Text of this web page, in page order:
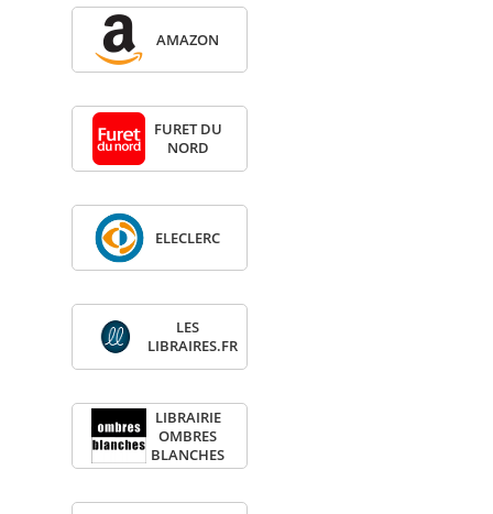
AMA­ZON
FURET DU
NORD
ELE­CLERC
LES
LIBRAIRES.FR
LIBRAI­RIE
OMBRES
BLANCHES